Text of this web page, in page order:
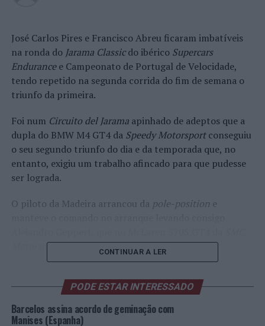
José Carlos Pires e Francisco Abreu ficaram imbatíveis
na ronda do Jarama Classicdo ibérico Supercars
Endurancee Campeonato de Portugal de Velocidade,
tendo repetido na segunda corrida do fim de semana o
triunfo da primeira.
Foi num Circuito del Jaramaapinhado de adeptos que a
dupla do BMW M4 GT4 da Speedy Motorsportconseguiu
o seu segundo triunfo do dia e da temporada que, no
entanto, exigiu um trabalho afincado para que pudesse
ser lograda.
O piloto da Madeira arrancou da pole-position e
Motorsportperseguiu o líder.
seu adversário de modo a poder passar para a liderança,
turno de condução no primeiro posto, muito embora o
CONTINUAR A LER
PODE ESTAR INTERESSADO
Barcelos assina acordo de geminação com
Manises (Espanha)